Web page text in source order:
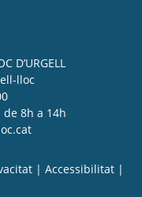
D’URGELL
lloc
8h a 14h
Accessibilitat